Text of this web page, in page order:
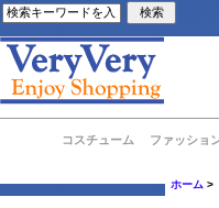
コスチューム ファッショ
ホーム